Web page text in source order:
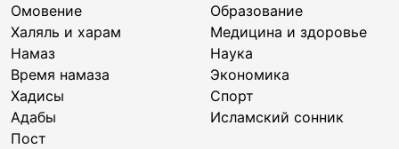
Омовение
Халяль и харам
Намаз
Время намаза
Хадисы
Адабы
Пост
Образование
Медицина и здоровье
Наука
Экономика
Спорт
Исламский сонник